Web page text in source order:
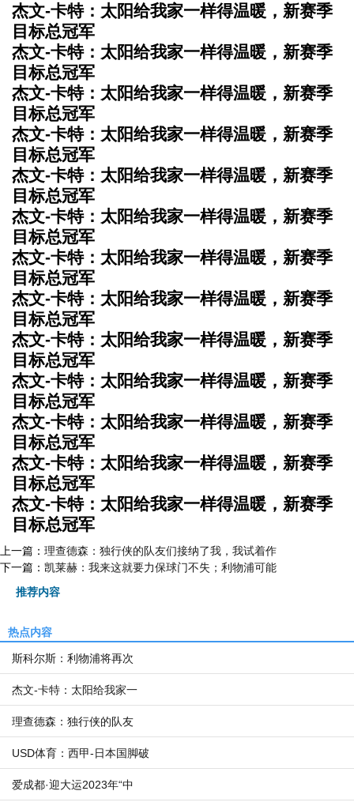
杰文-卡特：太阳给我家一样得温暖，新赛季
目标总冠军
杰文-卡特：太阳给我家一样得温暖，新赛季
目标总冠军
杰文-卡特：太阳给我家一样得温暖，新赛季
目标总冠军
杰文-卡特：太阳给我家一样得温暖，新赛季
目标总冠军
杰文-卡特：太阳给我家一样得温暖，新赛季
目标总冠军
杰文-卡特：太阳给我家一样得温暖，新赛季
目标总冠军
杰文-卡特：太阳给我家一样得温暖，新赛季
目标总冠军
杰文-卡特：太阳给我家一样得温暖，新赛季
目标总冠军
杰文-卡特：太阳给我家一样得温暖，新赛季
目标总冠军
杰文-卡特：太阳给我家一样得温暖，新赛季
目标总冠军
杰文-卡特：太阳给我家一样得温暖，新赛季
目标总冠军
杰文-卡特：太阳给我家一样得温暖，新赛季
目标总冠军
杰文-卡特：太阳给我家一样得温暖，新赛季
目标总冠军
上一篇： 理查德森：独行侠的队友们接纳了我，我试着作
下一篇： 凯莱赫：我来这就要力保球门不失；利物浦可能
推荐内容
热点内容
斯科尔斯：利物浦将再次
杰文-卡特：太阳给我家一
理查德森：独行侠的队友
USD体育：西甲-日本国脚破
爱成都·迎大运2023年“中